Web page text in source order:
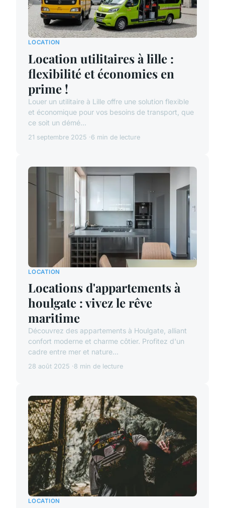
LOCATION
Location utilitaires à lille :
flexibilité et économies en
prime !
Louer un utilitaire à Lille offre une solution flexible
et économique pour vos besoins de transport, que
ce soit un démé...
21 septembre 2025 6 min de lecture
LOCATION
Locations d'appartements à
houlgate : vivez le rêve
maritime
Découvrez des appartements à Houlgate, alliant
confort moderne et charme côtier. Profitez d'un
cadre entre mer et nature...
28 août 2025 8 min de lecture
LOCATION